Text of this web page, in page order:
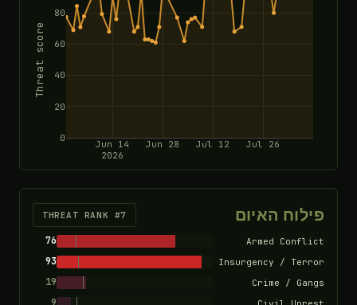
Jun 14
2026
Jun 28 Jul 12 Jul 26
0
20
40
60
80
Threat score
פילוח האיום THREAT RANK #7
Armed Conflict
76
Insurgency / Terror
93
Crime / Gangs
19